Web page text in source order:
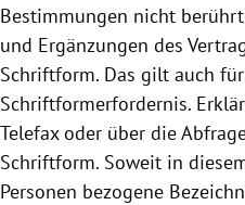
Bestimmungen nicht
und Ergänzungen des
Schriftform. Das gilt auch
Schriftformerfordernis.
Telefax oder über die
Schriftform. Soweit in
Personen bezogene